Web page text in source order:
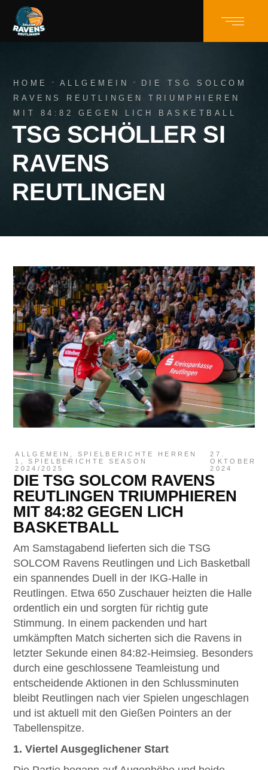
HOME ALLGEMEIN
DIE TSG SOLCOM
RAVENS REUTLINGEN TRIUMPHIEREN
MIT 84:82 GEGEN LICH BASKETBALL
TSG SCHÖLLER SI
RAVENS
REUTLINGEN
ALLGEMEIN
SPIELBERICHTE HERREN
1
,SPIELBERICHTE SEASON
2024/2025
27.
OKTOBER
2024
DIE TSG SOLCOM RAVENS
REUTLINGEN TRIUMPHIEREN
MIT 84:82 GEGEN LICH
BASKETBALL
Am Samstagabend lieferten sich die TSG
SOLCOM Ravens Reutlingen und Lich Basketball
ein spannendes Duell in der IKG-Halle in
Reutlingen. Etwa 650 Zuschauer heizten die Halle
ordentlich ein und sorgten für richtig gute
Stimmung. In einem packenden und hart
umkämpften Match sicherten sich die Ravens in
letzter Sekunde einen 84:82-Heimsieg. Besonders
durch eine geschlossene Teamleistung und
entscheidende Aktionen in den Schlussminuten
bleibt Reutlingen nach vier Spielen ungeschlagen
und ist aktuell mit den Gießen Pointers an der
Tabellenspitze.
1. Viertel Ausgeglichener Start